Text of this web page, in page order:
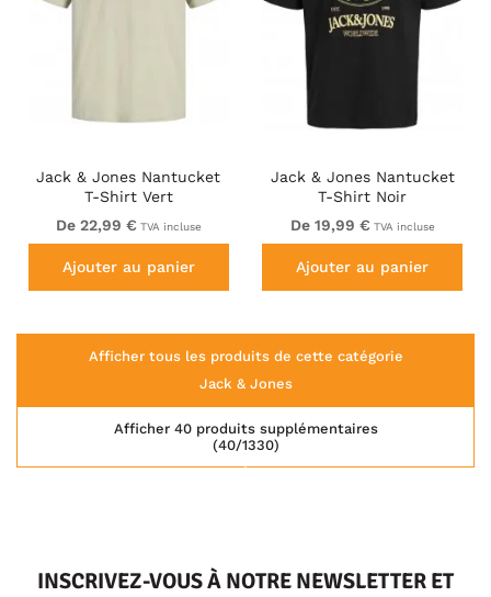
Jack & Jones Nantucket
T-Shirt Vert
De 22,99 € TVA incluse
Ajouter au panier
Jack & Jones Nantucket
T-Shirt Noir
De 19,99 € TVA incluse
Ajouter au panier
Afficher tous les produits de cette catégorie
Jack & Jones
(40/1330)
Afficher 40 produits supplémentaires
INSCRIVEZ-VOUS À NOTRE NEWSLETTER ET